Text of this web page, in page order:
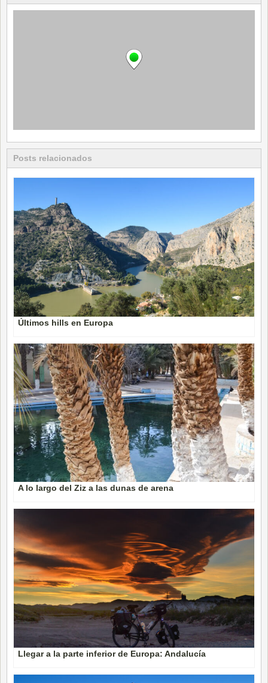
Posts relacionados
Últimos hills en Europa
A lo largo del Ziz a las dunas de arena
Llegar a la parte inferior de Europa: Andalucía